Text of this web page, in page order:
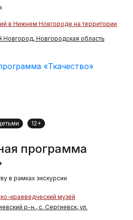
в Нижнем Новгороде на территории
Новгород, Новгородская область
12+
программа
в рамках экскурсии
краеведческий музей
р-н., с. Сергиевск, ул.